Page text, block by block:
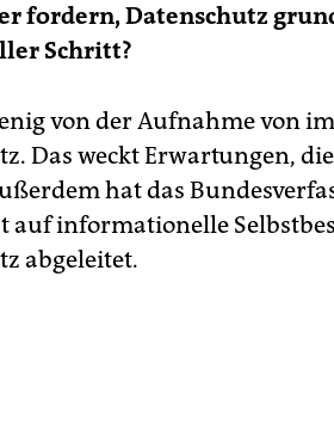
fordern, Datenschutz
Schritt?
von der Aufnahme von
Das weckt Erwartungen,
hat das
auf informationelle
abgeleitet.